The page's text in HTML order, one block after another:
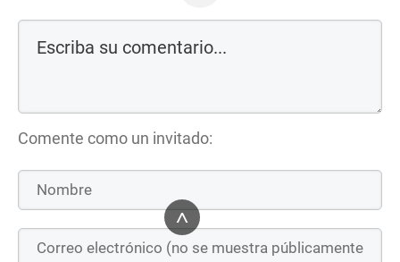
Comente como un invitado:
^